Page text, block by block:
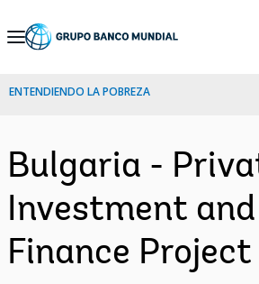
Skip
Navigation
ENTENDIENDO LA POBREZA
Bulgaria -
Investment
Finance Project